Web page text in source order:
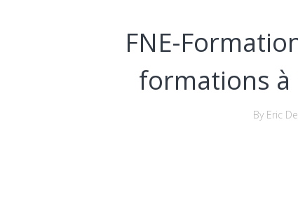
FNE-
formations à
By Eric